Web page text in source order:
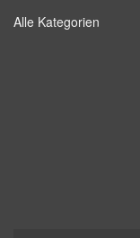
Alle Kategorien